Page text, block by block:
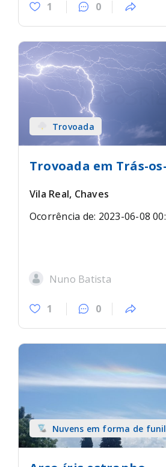
1 0
Trovoada
Trovoada em Trás-
Vila Real, Chaves
Ocorrência de: 2023-06-08
Nuno Batista
1 0
Nuvens em forma de
tromba) sobre terra